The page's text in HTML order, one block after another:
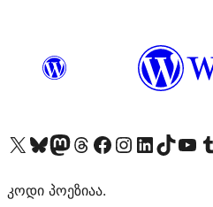
Visit our X (formerly Twitter) account
Visit our Bluesky account
Visit our Mastodon account
Visit our Threads account
Visit our Facebook page
Visit our Instagram account
Visit our LinkedIn account
Visit our TikTok
Visit our
კოდი პოეზიაა.